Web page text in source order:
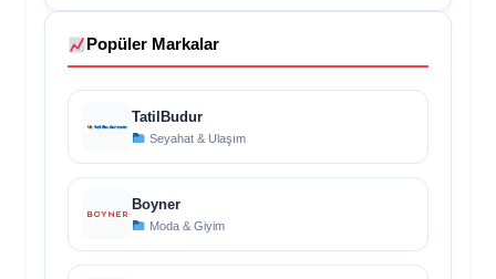
Popüler Markalar
TatilBudur
Seyahat & Ulaşım
Boyner
Moda & Giyim